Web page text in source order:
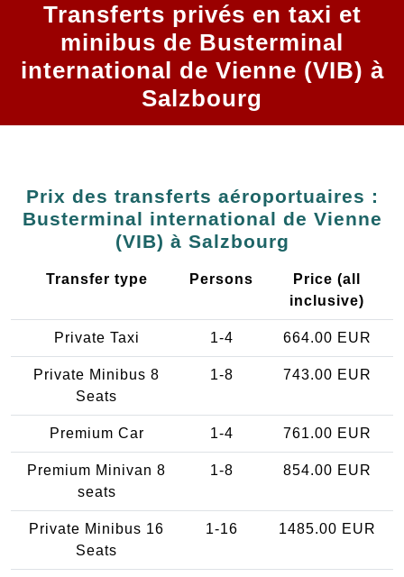
Transferts privés en taxi et
minibus de Busterminal
international de Vienne (VIB) à
Salzbourg
Prix des transferts aéroportuaires :
Busterminal international de Vienne
(VIB) à Salzbourg
Transfer type Persons
Price (all
inclusive)
Private Taxi 1-4 664.00 EUR
Private Minibus 8
Seats
1-8 743.00 EUR
Premium Car 1-4 761.00 EUR
Premium Minivan 8
seats
1-8 854.00 EUR
Private Minibus 16
Seats
1-16 1485.00 EUR